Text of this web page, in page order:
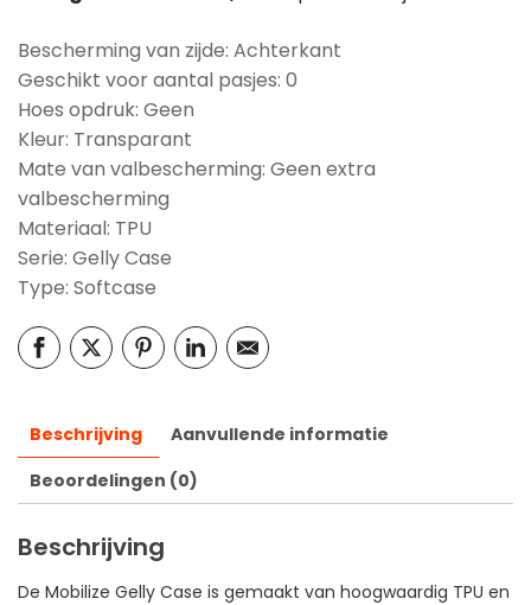
Bescherming van zijde: Achterkant
Geschikt voor aantal pasjes: 0
Hoes opdruk: Geen
Kleur: Transparant
Mate van valbescherming: Geen extra
valbescherming
Materiaal: TPU
Serie: Gelly Case
Type: Softcase
Beschrijving
Aanvullende informatie
Beoordelingen (0)
Beschrijving
De Mobilize Gelly Case is gemaakt van hoogwaardig TPU en